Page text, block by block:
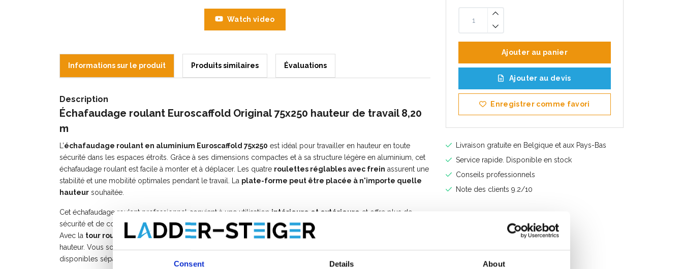
Consent Details About
Ajouter au panier
Ajouter au devis
Enregistrer comme favori
Livraison gratuite en Belgique et aux Pays-Bas
Service rapide. Disponible en stock
Conseils professionnels
Note des clients 9.2/10
Watch video
Informations sur le produit Produits similaires Évaluations
Description
Échafaudage roulant Euroscaffold Original 75x250 hauteur de travail 8,20
m
L’échafaudage roulant en aluminium Euroscaffold 75x250 est idéal pour travailler en hauteur en toute
sécurité dans les espaces étroits. Grâce à ses dimensions compactes et à sa structure légère en aluminium, cet
échafaudage roulant est facile à monter et à déplacer. Les quatre roulettes réglables avec frein assurent une
stabilité et une mobilité optimales pendant le travail. La plate-forme peut être placée à n'importe quelle
hauteur souhaitée.
Cet échafaudage roulant professionnel convient à une utilisation intérieure et extérieure et offre plus de
sécurité et de confort qu’une échelle. Idéal pour les travaux de peinture, d’entretien, de montage et d’installation.
Avec la tour roulant Euroscaffold, vous optez pour une solution durable, stable et fiable pour travailler en
hauteur. Vous souhaitez agrandir votre échafaudage ultérieurement? Tous les éléments de l'échafaudage sont
disponibles séparément.